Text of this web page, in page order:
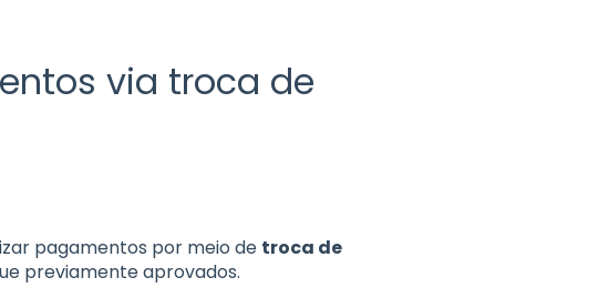
via troca de
pagamentos por meio de troca de
previamente aprovados.